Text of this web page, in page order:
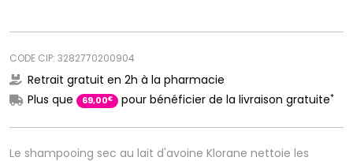
Le shampooing sec au lait d'avoine Klorane nettoie les
CODE CIP: 3282770200904
Retrait gratuit en 2h à la pharmacie
Plus que
69,00€ pour bénéficier de la livraison gratuite*